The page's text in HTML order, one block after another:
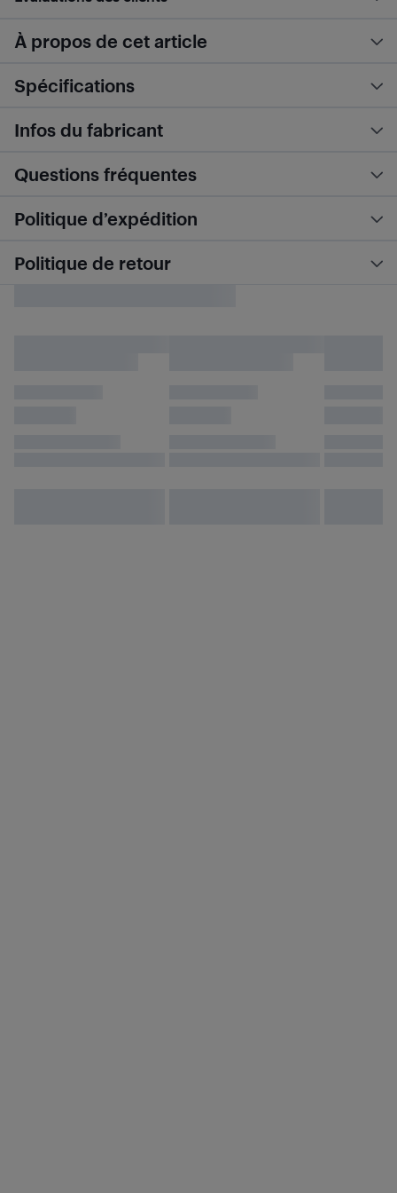
À propos de cet article
Spécifications
Infos du fabricant
Questions fréquentes
Politique d’expédition
Politique de retour